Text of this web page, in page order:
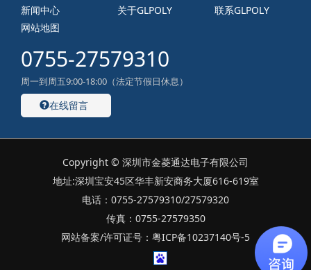
新闻中心
关于GLPOLY
联系GLPOLY
网站地图
0755-27579310
周一到周五9:00-18:00（法定节假日休息）
在线留言
Copyright © 深圳市金菱通达电子有限公司
地址:深圳宝安45区华丰新安商务大厦616-619室
电话：0755-27579310/27579320
传真：0755-27579350
网站备案/许可证号：粤ICP备10237140号-5